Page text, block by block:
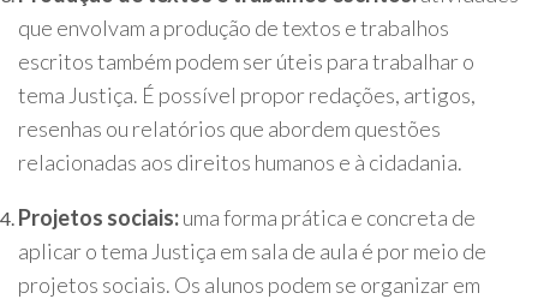
que envolvam a produção de textos e trabalhos
escritos também podem ser úteis para trabalhar o
tema Justiça. É possível propor redações, artigos,
resenhas ou relatórios que abordem questões
relacionadas aos direitos humanos e à cidadania.
Projetos sociais:uma forma prática e concreta de
aplicar o tema Justiça em sala de aula é por meio de
projetos sociais. Os alunos podem se organizar em